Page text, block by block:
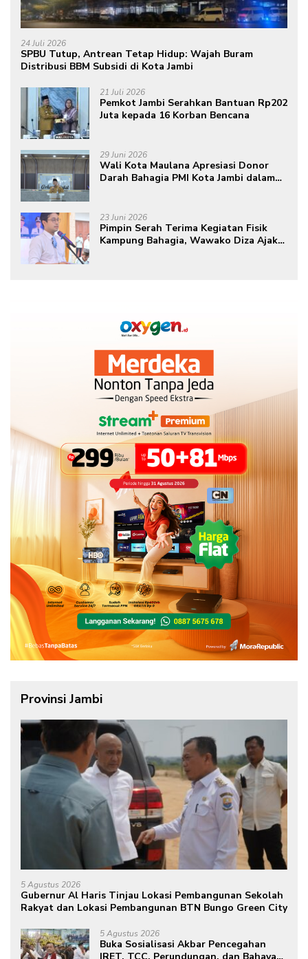
24 Juli 2026
SPBU Tutup, Antrean Tetap Hidup: Wajah Buram
Distribusi BBM Subsidi di Kota Jambi
21 Juli 2026
Pemkot Jambi Serahkan Bantuan Rp202
Juta kepada 16 Korban Bencana
29 Juni 2026
Wali Kota Maulana Apresiasi Donor
Darah Bahagia PMI Kota Jambi dalam
23 Juni 2026
Pimpin Serah Terima Kegiatan Fisik
Kampung Bahagia, Wawako Diza Ajak
Provinsi Jambi
5 Agustus 2026
Gubernur Al Haris Tinjau Lokasi Pembangunan Sekolah
Rakyat dan Lokasi Pembangunan BTN Bungo Green City
5 Agustus 2026
Buka Sosialisasi Akbar Pencegahan